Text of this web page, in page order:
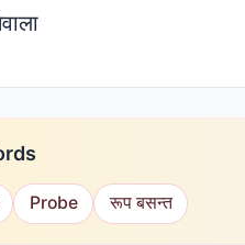
Probe रूप बसन्त